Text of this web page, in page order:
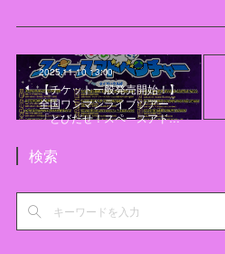
2025.11.10 13:00
【チケット一般発売開始！】
全国ワンマンライブツアー
「とびだせ！スペースアド…
検索